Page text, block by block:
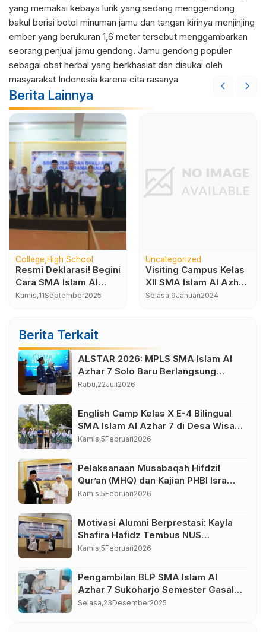
yang memakai kebaya lurik yang sedang menggendong
bakul berisi botol minuman jamu dan tangan kirinya menjinjing
ember yang berukuran 1,6 meter tersebut menggambarkan
seorang penjual jamu gendong. Jamu gendong populer
sebagai obat herbal yang berkhasiat dan disukai oleh
masyarakat Indonesia karena cita rasanya
Berita Lainnya
College High School
Resmi Deklarasi! Begini
Cara SMA Islam Al
Azhar 7 Sukoharjo Jadi
Kamis,11September2025
Uncategorized
Visiting Campus Kelas
XII SMA Islam Al Azhar
7 Sukoharjo
Selasa,9Januari2024
Berita Terkait
ALSTAR 2026: MPLS SMA Islam Al
Azhar 7 Solo Baru Berlangsung
Sukses, Wujudkan Awal Perjalanan
Rabu,22Juli2026
English Camp Kelas X E-4 Bilingual
SMA Islam Al Azhar 7 di Desa Wisata
Bahasa Borobudur Magelang
Kamis,5Februari2026
Pelaksanaan Musabaqah Hifdzil
Qur’an (MHQ) dan Kajian PHBI Isra
Mi’raj SMA Islam Al Azhar 7
Kamis,5Februari2026
Motivasi Alumni Berprestasi: Kayla
Shafira Hafidz Tembus NUS
Singapura
Kamis,5Februari2026
Pengambilan BLP SMA Islam Al
Azhar 7 Sukoharjo Semester Gasal
Tahun Pelajaran 2025-2026
Selasa,23Desember2025